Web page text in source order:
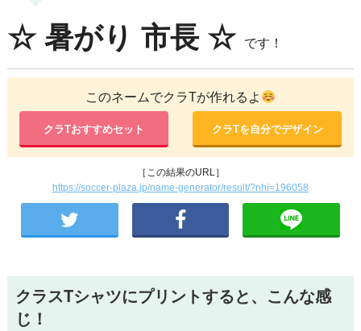
☆ 暑がり 市長 ☆ です！
このネームでクラTが作れるよ
クラTおすすめセット クラTを自分でデザイン
［この結果のURL］
https://soccer-plaza.jp/name-generator/result/?nhi=196058
クラスTシャツにプリントすると、こんな感
じ！